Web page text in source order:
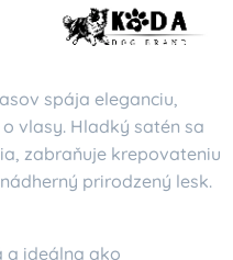
spája eleganciu,
vlasy. Hladký satén sa
zabraňuje krepovateniu
prirodzený lesk.
a ideálna ako